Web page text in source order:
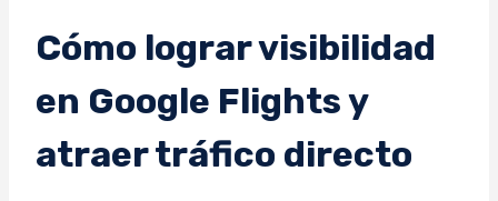
Cómo lograr visibilidad
en Google Flights y
atraer tráfico directo